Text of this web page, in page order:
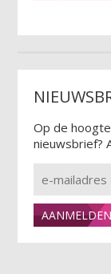
Op de
nieuwsbrief?